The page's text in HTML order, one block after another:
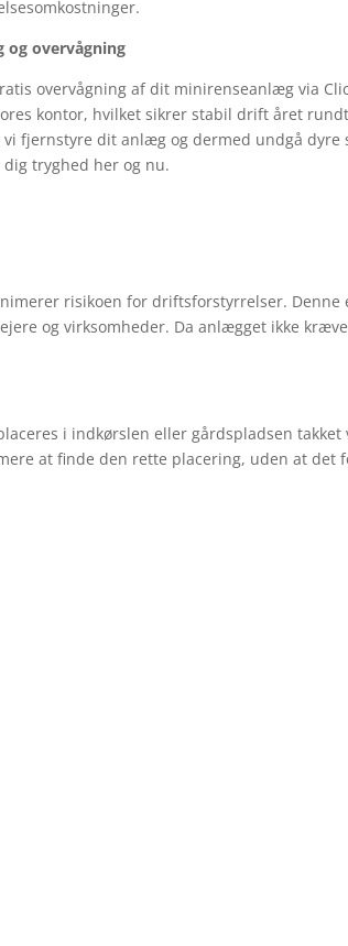
og overvågning
overvågning af dit minirenseanlæg via
kontor, hvilket sikrer stabil drift året
vi fjernstyre dit anlæg og dermed undgå dyre
tryghed her og nu.
risikoen for driftsforstyrrelser. Denne
og virksomheder. Da anlægget ikke
i indkørslen eller gårdspladsen takket
at finde den rette placering, uden at det